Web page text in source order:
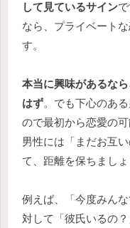
して見ているサイン
なら、プライベート
す。
本当に興味があるな
はず。でも下心のあ
ので最初から恋愛の
男性には「まだお互
て、距離を保ちましょ
例えば、「今度みん
対して「彼氏いるの